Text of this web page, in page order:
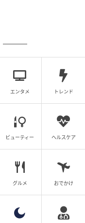
エンタメ トレンド
ビューティー ヘルスケア
グルメ おでかけ